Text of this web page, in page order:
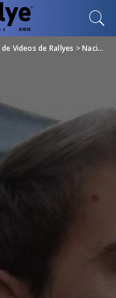
Videos de Rallyes >Nacional